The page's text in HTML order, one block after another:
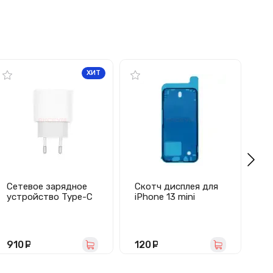
Сетевое зарядное
устройство Type-C
ХИТ
910
Скотч дисплея для
iPhone 13 mini
120